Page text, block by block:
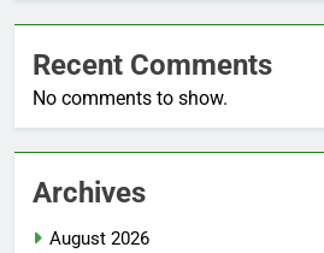
Recent Comments
No comments to show.
Archives
August 2026